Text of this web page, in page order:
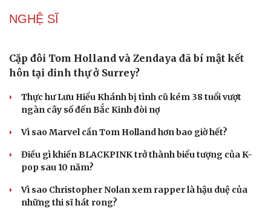
Du lịch
Tư vấn
Podcast
NGHỆ SĨ
Cặp đôi Tom Holland và Zendaya đã bí mật kết
hôn tại dinh thự ở Surrey?